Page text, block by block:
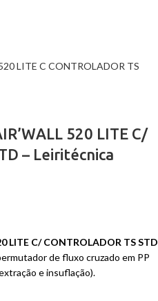
520 LITE C/
– Leiritécnica
LITE C/ CONTROLADOR TS STD
de fluxo cruzado em PP
e insuflação).